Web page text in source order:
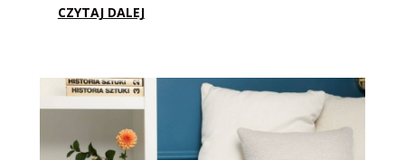
CZYTAJ DALEJ